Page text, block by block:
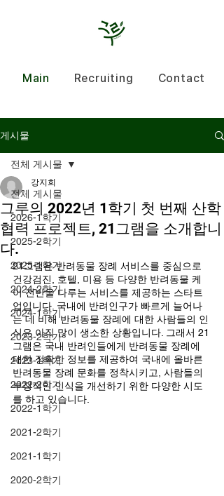
Main Recruiting Contact
게시물
전체 게시물
2026-1학기
2025-2학기
2025-1학기
2024-2학기
2024-1학기
2023-2학기
2023-1학기
2022-2학기
2022-1학기
2021-2학기
2021-1학기
2020-2학기
전체 게시물
그루의 2022년 1학기 첫 번째 산학
협력 프로젝트, 21그램을 소개합니
다.
강지희
21그램은 반려동물 장례 서비스를 중심으로
건강검진, 호텔, 미용 등 다양한 반려동물 케
어 전반을 다루는 서비스를 제공하는 스타트
업입니다. 국내에 반려인구가 빠르게 늘어나
는 데 비해 반려동물 장례에 대한 사람들의 인
식은 아직 많이 생소한 상황입니다. 그래서 21
그램은 국내 반려인들에게 반려동물 장례에
대한 정확한 정보를 제공하여 국내에 올바른
반려동물 장례 문화를 정착시키고, 사람들의
부정적인 인식을 개선하기 위한 다양한 시도
를 하고 있습니다.